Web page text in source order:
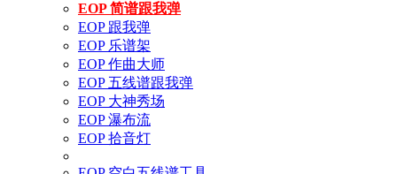
EOP 简谱跟我弹
EOP 跟我弹
EOP 乐谱架
EOP 作曲大师
EOP 五线谱跟我弹
EOP 大神秀场
EOP 瀑布流
EOP 拾音灯